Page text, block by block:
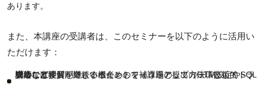
あります。
また、本講座の受講者は、このセミナーを以下のように活用い
ただけます：
講師に直接質問できる機会として（課題の提出方法、技術的トラブルなど）
独学では理解が難しいポイントを補う場として（GTM設定やSQL構造など）
安心して学習を継続するためのフォローアップの一環として